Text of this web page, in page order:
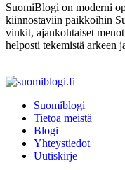
SuomiBlogi on moderni
kiinnostaviin paikkoihin
vinkit, ajankohtaiset
helposti tekemistä arkeen
Suomiblogi
Tietoa meistä
Blogi
Yhteystiedot
Uutiskirje